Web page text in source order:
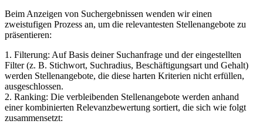
Beim Anzeigen von Suchergebnissen wenden wir einen
zweistufigen Prozess an, um die relevantesten Stellenangebote zu
präsentieren:
1. Filterung: Auf Basis deiner Suchanfrage und der eingestellten
Filter (z. B. Stichwort, Suchradius, Beschäftigungsart und Gehalt)
werden Stellenangebote, die diese harten Kriterien nicht erfüllen,
ausgeschlossen.
2. Ranking: Die verbleibenden Stellenangebote werden anhand
einer kombinierten Relevanzbewertung sortiert, die sich wie folgt
zusammensetzt: